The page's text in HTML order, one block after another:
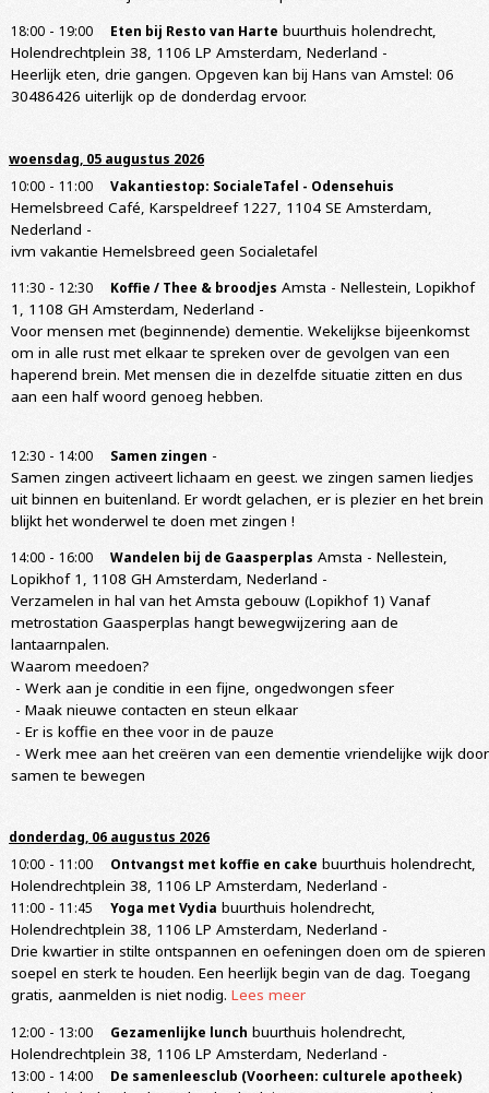
18:00 - 19:00 Eten bij Resto van Harte buurthuis holendrecht,
Holendrechtplein 38, 1106 LP Amsterdam, Nederland -
Heerlijk eten, drie gangen. Opgeven kan bij Hans van Amstel: 06
30486426 uiterlijk op de donderdag ervoor.
woensdag, 05 augustus 2026
10:00 - 11:00 Vakantiestop: SocialeTafel - Odensehuis
Hemelsbreed Café, Karspeldreef 1227, 1104 SE Amsterdam,
Nederland -
ivm vakantie Hemelsbreed geen Socialetafel
11:30 - 12:30 Koffie / Thee & broodjes Amsta - Nellestein, Lopikhof
1, 1108 GH Amsterdam, Nederland -
Voor mensen met (beginnende) dementie. Wekelijkse bijeenkomst
om in alle rust met elkaar te spreken over de gevolgen van een
haperend brein. Met mensen die in dezelfde situatie zitten en dus
aan een half woord genoeg hebben.
12:30 - 14:00 Samen zingen -
Samen zingen activeert lichaam en geest. we zingen samen liedjes
uit binnen en buitenland. Er wordt gelachen, er is plezier en het brein
blijkt het wonderwel te doen met zingen !
14:00 - 16:00 Wandelen bij de Gaasperplas Amsta - Nellestein,
Lopikhof 1, 1108 GH Amsterdam, Nederland -
Verzamelen in hal van het Amsta gebouw (Lopikhof 1) Vanaf
metrostation Gaasperplas hangt bewegwijzering aan de
lantaarnpalen.
Waarom meedoen?
- Werk aan je conditie in een fijne, ongedwongen sfeer
- Maak nieuwe contacten en steun elkaar
- Er is koffie en thee voor in de pauze
- Werk mee aan het creëren van een dementie vriendelijke wijk door
samen te bewegen
donderdag, 06 augustus 2026
10:00 - 11:00 Ontvangst met koffie en cake buurthuis holendrecht,
Holendrechtplein 38, 1106 LP Amsterdam, Nederland -
11:00 - 11:45 Yoga met Vydia buurthuis holendrecht,
Holendrechtplein 38, 1106 LP Amsterdam, Nederland -
Drie kwartier in stilte ontspannen en oefeningen doen om de spieren
soepel en sterk te houden. Een heerlijk begin van de dag. Toegang
gratis, aanmelden is niet nodig. Lees meer
12:00 - 13:00 Gezamenlijke lunch buurthuis holendrecht,
Holendrechtplein 38, 1106 LP Amsterdam, Nederland -
13:00 - 14:00 De samenleesclub (Voorheen: culturele apotheek)